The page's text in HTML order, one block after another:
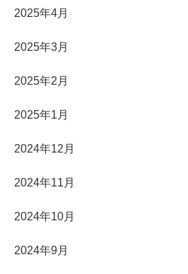
2025年4月
2025年3月
2025年2月
2025年1月
2024年12月
2024年11月
2024年10月
2024年9月